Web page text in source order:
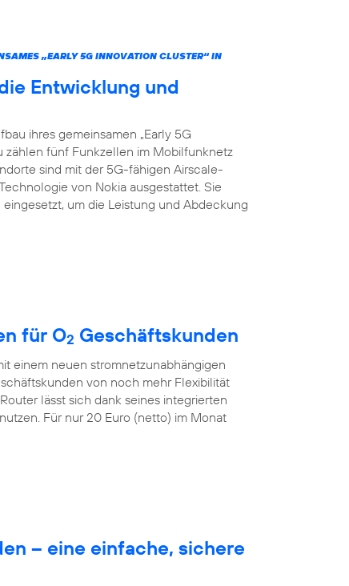
„EARLY 5G INNOVATION CLUSTER“ IN
Entwicklung und
ihres gemeinsamen „Early 5G
zählen fünf Funkzellen im Mobilfunknetz
sind mit der 5G-fähigen Airscale-
von Nokia ausgestattet. Sie
um die Leistung und Abdeckung
für O2 Geschäftskunden
einem neuen stromnetzunabhängigen
von noch mehr Flexibilität
lässt sich dank seines integrierten
Für nur 20 Euro (netto) im Monat
– eine einfache, sichere